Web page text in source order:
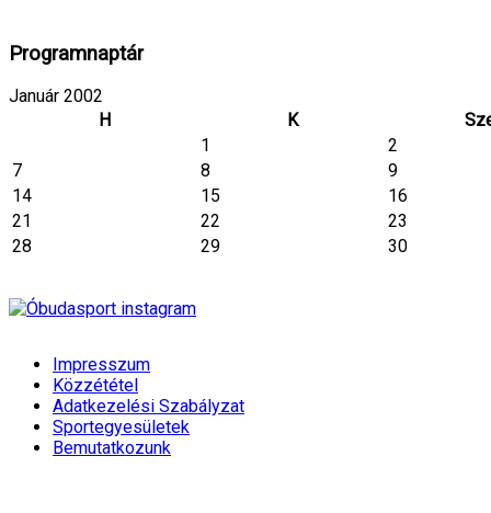
Programnaptár
Január 2002
H
K
1
2
7
8
9
14
15
16
21
22
23
28
29 30
Impresszum
Közzététel
Adatkezelési Szabályzat
Sportegyesületek
Bemutatkozunk